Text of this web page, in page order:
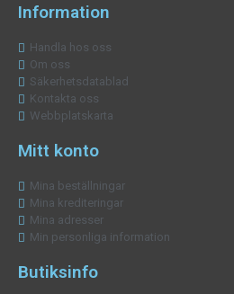
Information
Handla hos oss
Om oss
Säkerhetsdatablad
Kontakta oss
Webbplatskarta
Mitt konto
Mina beställningar
Mina krediteringar
Mina adresser
Min personliga information
Butiksinfo